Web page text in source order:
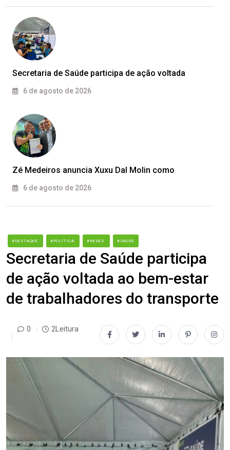
Secretaria de Saúde participa de ação voltada
6 de agosto de 2026
Zé Medeiros anuncia Xuxu Dal Molin como
6 de agosto de 2026
#DESTAQUE #POLÍTICA #REDES #SAÚDE
Secretaria de Saúde participa
de ação voltada ao bem-estar
de trabalhadores do transporte
0 2Leitura